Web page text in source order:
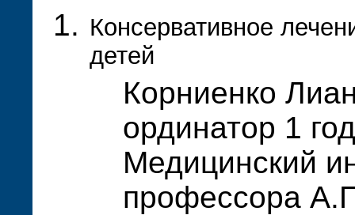
Консервативное
детей
Корниенко
ординатор 1
Медицинский
профессора